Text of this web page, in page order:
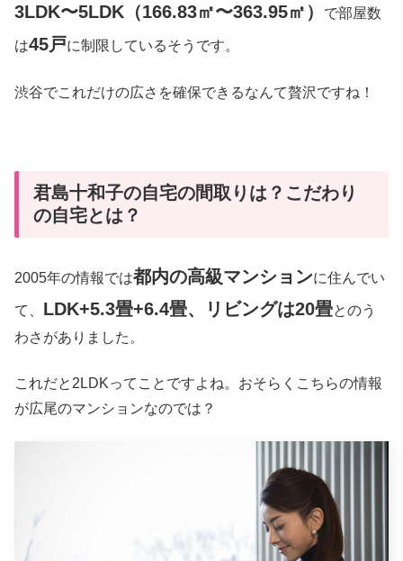
3LDK〜5LDK（166.83㎡〜363.95㎡） で部屋数
は45戸に制限しているそうです。
渋谷でこれだけの広さを確保できるなんて贅沢ですね！
君島十和子の自宅の間取りは？こだわり
の自宅とは？
2005年の情報では都内の高級マンションに住んでい
て、 LDK+5.3畳+6.4畳、リビングは20畳とのう
わさがありました。
これだと2LDKってことですよね。おそらくこちらの情報
が広尾のマンションなのでは？